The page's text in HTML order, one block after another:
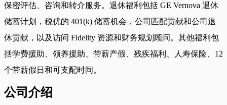
保密评估、咨询和转介服务。退休福利包括 GE Vernova 退休
储蓄计划，税优的 401(k) 储蓄机会，公司匹配贡献和公司退
休贡献，以及访问 Fidelity 资源和财务规划顾问。其他福利包
括学费援助、领养援助、带薪产假、残疾福利、人寿保险、12
个带薪假日和可支配时间。
公司介绍